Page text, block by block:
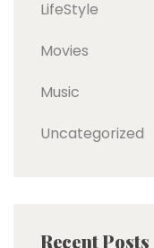
LifeStyle
Movies
Music
Uncategorized
Recent Posts